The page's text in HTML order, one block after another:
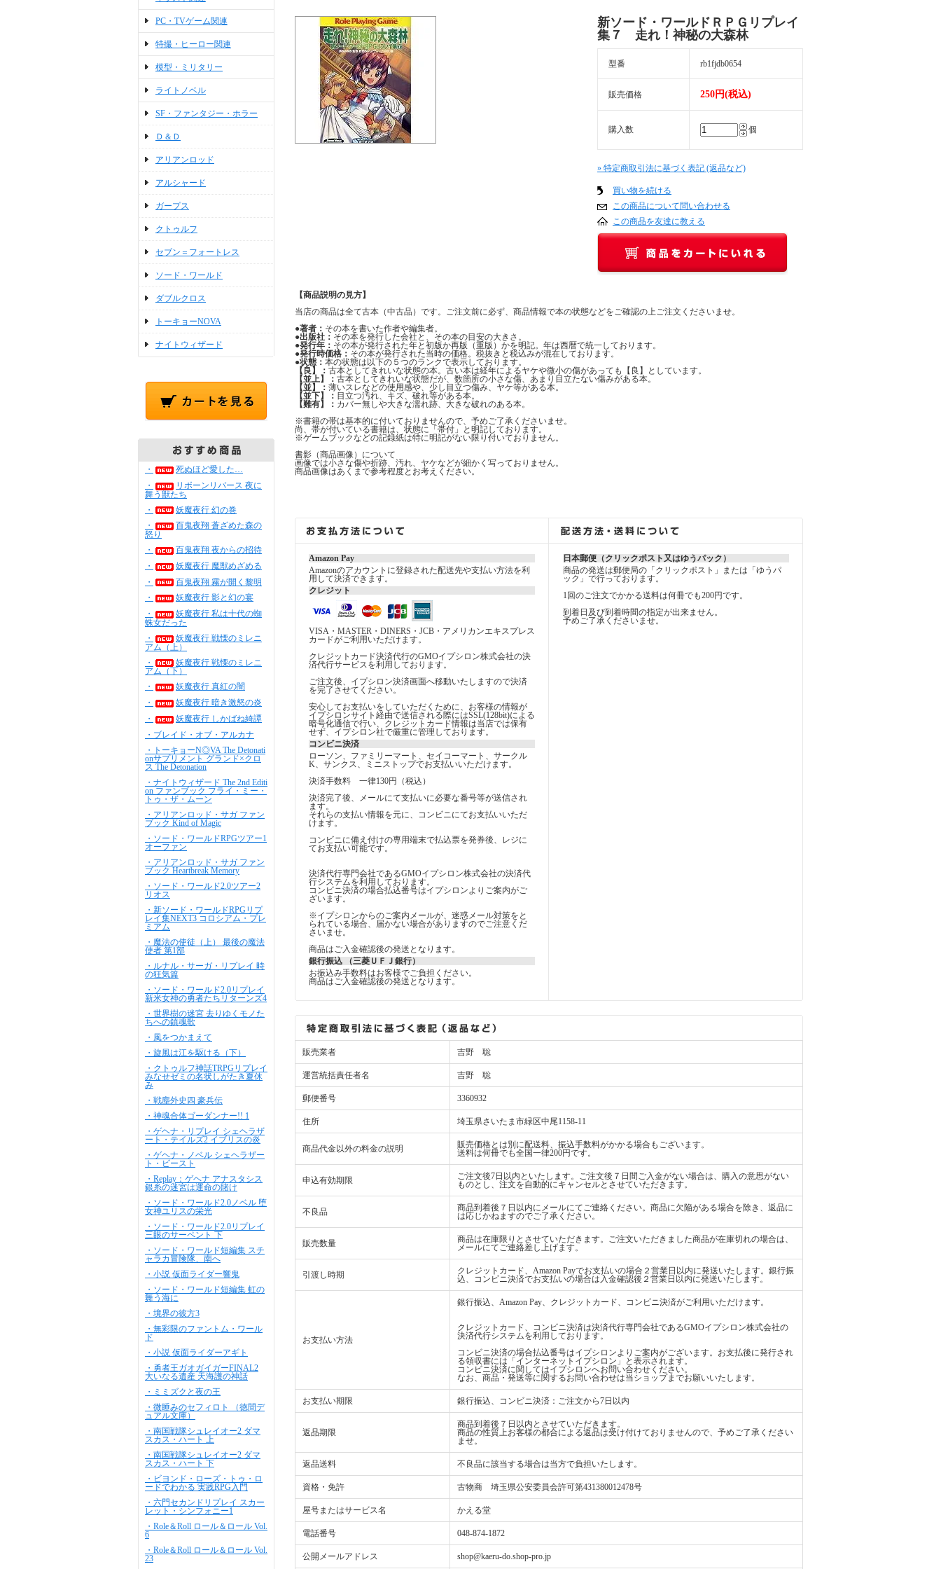
PC・TVゲーム関連
特撮・ヒーロー関連
模型・ミリタリー
ライトノベル
SF・ファンタジー・ホラー
Ｄ＆Ｄ
アリアンロッド
アルシャード
ガープス
クトゥルフ
セブン＝フォートレス
ソード・ワールド
ダブルクロス
トーキョーNOVA
ナイトウィザード
・
死ぬほど愛した…
・
リボーンリバース 夜に
舞う獣たち
・
妖魔夜行 幻の巻
・
百鬼夜翔 蒼ざめた森の
怒り
・
百鬼夜翔 夜からの招待
・
妖魔夜行 魔獣めざめる
・
百鬼夜翔 霧が開く黎明
・
妖魔夜行 影と幻の宴
・
妖魔夜行 私は十代の蜘
蛛女だった
・
妖魔夜行 戦慄のミレニ
アム（上）
・
妖魔夜行 戦慄のミレニ
アム（下）
・
妖魔夜行 真紅の闇
・
妖魔夜行 暗き激怒の炎
・
妖魔夜行 しかばね綺譚
・ブレイド・オブ・アルカナ
・トーキョーN◎VA The Detonati
onサプリメント グランド×クロ
ス The Detonation
・ナイトウィザード The 2nd Editi
on ファンブック フライ・ミー・
トゥ・ザ・ムーン
・アリアンロッド・サガ ファン
ブック Kind of Magic
・ソード・ワールドRPGツアー1
オーファン
・アリアンロッド・サガ ファン
ブック Heartbreak Memory
・ソード・ワールド2.0ツアー2
リオス
・新ソード・ワールドRPGリプ
レイ集NEXT3 コロシアム・プレ
ミアム
・魔法の使徒（上） 最後の魔法
使者 第1部
・ルナル・サーガ・リプレイ 時
の狂気篇
・ソード・ワールド2.0リプレイ
新米女神の勇者たちリターンズ4
・世界樹の迷宮 去りゆくモノた
ちへの鎮魂歌
・風をつかまえて
・旋風は江を駆ける（下）
・クトゥルフ神話TRPGリプレイ
みなせゼミの名状しがたき夏休
み
・戦塵外史四 豪兵伝
・神魂合体ゴーダンナー!! 1
・ゲヘナ・リプレイ シェヘラザ
ート・テイルズ2 イブリスの炎
・ゲヘナ・ノベル シェヘラザー
ト・ビースト
・Replay：ゲヘナ アナスタシス
銀糸の迷宮は運命の賭け
・ソード・ワールド2.0ノベル 堕
女神ユリスの栄光
・ソード・ワールド2.0リプレイ
三眼のサーペント 下
・ソード・ワールド短編集 スチ
ャラカ冒険隊、南へ
・小説 仮面ライダー響鬼
・ソード・ワールド短編集 虹の
舞う海に
・境界の彼方3
・無彩限のファントム・ワール
ド
・小説 仮面ライダーアギト
・勇者王ガオガイガーFINAL2
大いなる遺産 天海護の神話
・ミミズクと夜の王
・微睡みのセフィロト （徳間デ
ュアル文庫）
・南国戦隊シュレイオー2 ダマ
スカス・ハート 上
・南国戦隊シュレイオー2 ダマ
スカス・ハート 下
・ビヨンド・ローズ・トゥ・ロ
ードでわかる 実践RPG入門
・六門セカンドリプレイ スカー
レット・シンフォニー1
・Role＆Roll ロール＆ロール Vol.
6
・Role＆Roll ロール＆ロール Vol.
23
新ソード・ワールドＲＰＧリプレイ
集７ 走れ！神秘の大森林
型番 rb1fjdb0654
販売価格 250円(税込)
購入数 個
» 特定商取引法に基づく表記 (返品など)
買い物を続ける
この商品について問い合わせる
この商品を友達に教える
【商品説明の見方】
当店の商品は全て古本（中古品）です。ご注文前に必ず、商品情報で本の状態などをご確認の上ご注文くださいませ。
●著者： その本を書いた作者や編集者。
●出版社： その本を発行した会社と、その本の目安の大きさ。
●発行年： その本が発行された年と初版か再版（重版）かを明記。年は西暦で統一しております。
●発行時価格： その本が発行された当時の価格。税抜きと税込みが混在しております。
●状態： 本の状態は以下の５つのランクで表示しております。
【良】： 古本としてきれいな状態の本。古い本は経年によるヤケや微小の傷があっても【良】としています。
【並上】： 古本としてきれいな状態だが、数箇所の小さな傷、あまり目立たない傷みがある本。
【並】： 薄いスレなどの使用感や、少し目立つ傷み、ヤケ等がある本。
【並下】： 目立つ汚れ、キズ、破れ等がある本。
【難有】： カバー無しや大きな濡れ跡、大きな破れのある本。
※書籍の帯は基本的に付いておりませんので、予めご了承くださいませ。
尚、帯が付いている書籍は、状態に「帯付」と明記しております。
※ゲームブックなどの記録紙は特に明記がない限り付いておりません。
書影（商品画像）について
画像では小さな傷や折跡、汚れ、ヤケなどが細かく写っておりません。
商品画像はあくまで参考程度とお考えください。
Amazon Pay
Amazonのアカウントに登録された配送先や支払い方法を利
用して決済できます。
クレジット
VISA・MASTER・DINERS・JCB・アメリカンエキスプレス
カードがご利用いただけます。
クレジットカード決済代行のGMOイプシロン株式会社の決
済代行サービスを利用しております。
ご注文後、イプシロン決済画面へ移動いたしますので決済
を完了させてください。
安心してお支払いをしていただくために、お客様の情報が
イプシロンサイト経由で送信される際にはSSL(128bit)による
暗号化通信で行い、クレジットカード情報は当店では保有
せず、イプシロン社で厳重に管理しております。
コンビニ決済
ローソン、ファミリーマート、セイコーマート、サークル
K、サンクス、ミニストップでお支払いいただけます。
決済手数料 一律130円（税込）
決済完了後、メールにて支払いに必要な番号等が送信され
ます。
それらの支払い情報を元に、コンビニにてお支払いいただ
けます。
コンビニに備え付けの専用端末で払込票を発券後、レジに
てお支払い可能です。
決済代行専門会社であるGMOイプシロン株式会社の決済代
行システムを利用しております。
コンビニ決済の場合払込番号はイプシロンよりご案内がご
ざいます。
※イプシロンからのご案内メールが、迷惑メール対策をと
られている場合、届かない場合がありますのでご注意くだ
さいませ。
商品はご入金確認後の発送となります。
銀行振込 （三菱ＵＦＪ銀行）
お振込み手数料はお客様でご負担ください。
商品はご入金確認後の発送となります。
日本郵便（クリックポスト又はゆうパック）
商品の発送は郵便局の「クリックポスト」または「ゆうパ
ック」で行っております。
1回のご注文でかかる送料は何冊でも200円です。
到着日及び到着時間の指定が出来ません。
予めご了承くださいませ。
販売業者 吉野 聡
運営統括責任者名 吉野 聡
郵便番号 3360932
住所 埼玉県さいたま市緑区中尾1158-11
商品代金以外の料金の説明
販売価格とは別に配送料、振込手数料がかかる場合もございます。
送料は何冊でも全国一律200円です。
申込有効期限
ご注文後7日以内といたします。ご注文後７日間ご入金がない場合は、購入の意思がない
ものとし、注文を自動的にキャンセルとさせていただきます。
不良品
商品到着後７日以内にメールにてご連絡ください。商品に欠陥がある場合を除き、返品に
は応じかねますのでご了承ください。
販売数量
商品は在庫限りとさせていただきます。ご注文いただきました商品が在庫切れの場合は、
メールにてご連絡差し上げます。
引渡し時期
クレジットカード、Amazon Payでお支払いの場合２営業日以内に発送いたします。銀行振
込、コンビニ決済でお支払いの場合は入金確認後２営業日以内に発送いたします。
お支払い方法
銀行振込、Amazon Pay、クレジットカード、コンビニ決済がご利用いただけます。
クレジットカード、コンビニ決済は決済代行専門会社であるGMOイプシロン株式会社の
決済代行システムを利用しております。
コンビニ決済の場合払込番号はイプシロンよりご案内がございます。お支払後に発行され
る領収書には「インターネットイプシロン」と表示されます。
コンビニ決済に関してはイプシロンへお問い合わせください。
なお、商品・発送等に関するお問い合わせは当ショップまでお願いいたします。
お支払い期限 銀行振込、コンビニ決済：ご注文から7日以内
返品期限
商品到着後７日以内とさせていただきます。
商品の性質上お客様の都合による返品は受け付けておりませんので、予めご了承ください
ませ。
返品送料 不良品に該当する場合は当方で負担いたします。
資格・免許 古物商 埼玉県公安委員会許可第431380012478号
屋号またはサービス名 かえる堂
電話番号 048-874-1872
公開メールアドレス shop@kaeru-do.shop-pro.jp